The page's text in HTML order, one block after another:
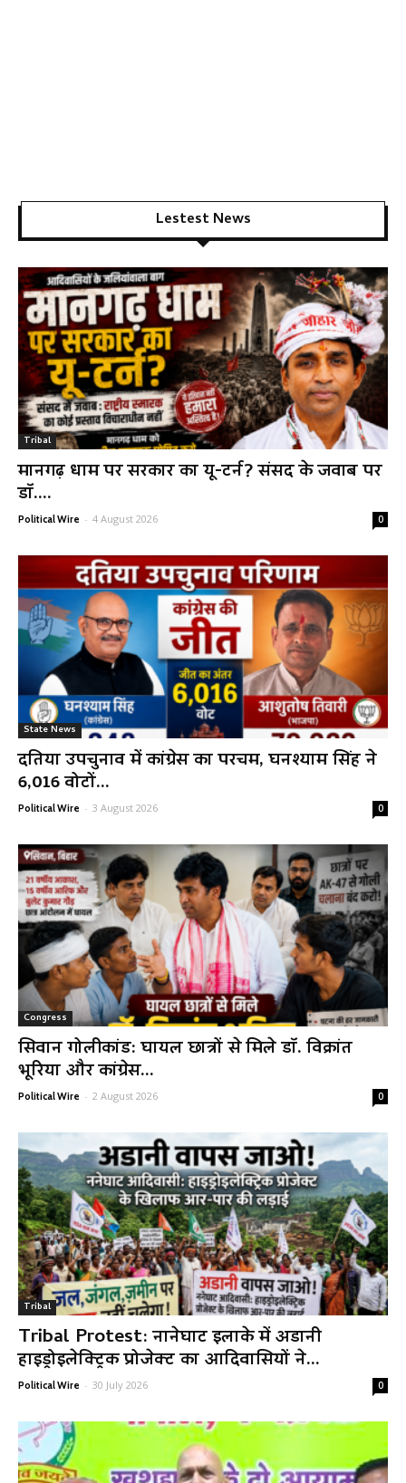
Lestest News
Tribal
मानगढ़ धाम पर सरकार का यू-टर्न? संसद के जवाब पर
डॉ....
Political Wire - 4 August 2026 0
State News
दतिया उपचुनाव में कांग्रेस का परचम, घनश्याम सिंह ने
6,016 वोटों...
Political Wire - 3 August 2026 0
Congress
सिवान गोलीकांड: घायल छात्रों से मिले डॉ. विक्रांत
भूरिया और कांग्रेस...
Political Wire - 2 August 2026 0
Tribal
Tribal Protest: नानेघाट इलाके में अडानी
हाइड्रोइलेक्ट्रिक प्रोजेक्ट का आदिवासियों ने...
Political Wire - 30 July 2026 0